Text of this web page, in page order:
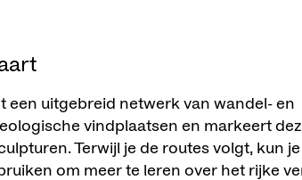
een uitgebreid netwerk van wandel- en
vindplaatsen en markeert
Terwijl je de routes volgt, kun je
om meer te leren over het rijke